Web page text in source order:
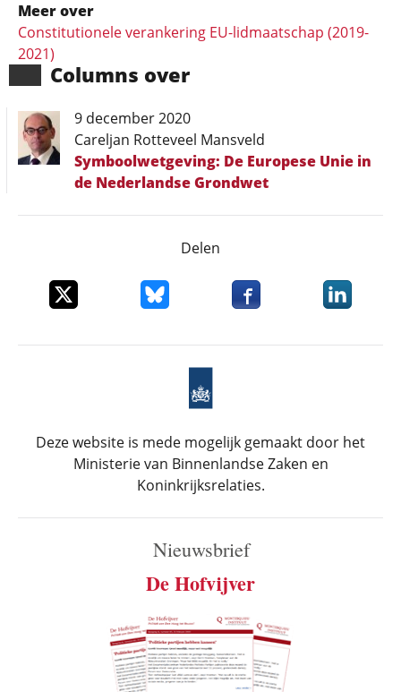
Meer over
Constitutionele verankering EU-lidmaatschap (2019-
2021)
Columns over
9 december 2020
Careljan Rotteveel Mansveld
Symboolwetgeving: De Europese Unie in
de Nederlandse Grondwet
Delen
Deel dit item op XDeel dit item op Bluesky
Deel dit item opDeel dit
Deze website is mede mogelijk gemaakt door het
Ministerie van Binnenlandse Zaken en
Koninkrijksrelaties.
Nieuwsbrief
De Hofvijver